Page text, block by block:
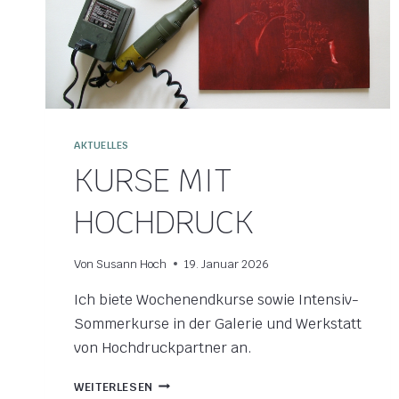
AKTUELLES
KURSE MIT
HOCHDRUCK
Von Susann Hoch 19. Januar 2026
Ich biete Wochenendkurse sowie Intensiv-
Sommerkurse in der Galerie und Werkstatt
von Hochdruckpartner an.
WEITERLESEN KURSE